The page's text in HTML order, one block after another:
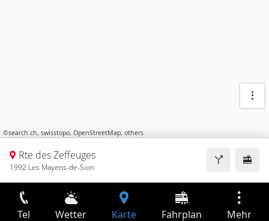
©search.ch, swisstopo, OpenStreetMap, others
Rte des Zeffeuges
1992 Les Mayens-de-Sion
Tel Wetter Karte Fahrplan Mehr